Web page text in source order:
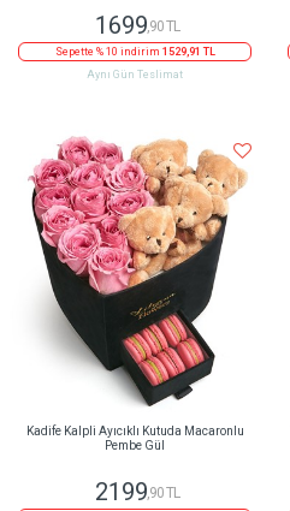
1699,90 TL
Sepette % 10 indirim 1529,91 TL
Aynı Gün Teslimat
Kadife Kalpli Ayıcıklı Kutuda Macaronlu
Pembe Gül
2199,90 TL